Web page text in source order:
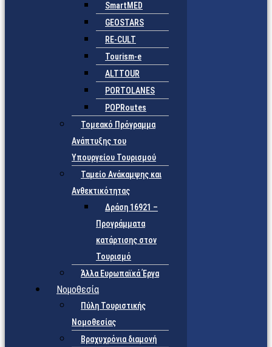
SmartMED
GEOSTARS
RE-CULT
Tourism-e
ALTTOUR
PORTOLANES
POPRoutes
Τομεακό Πρόγραμμα
Ανάπτυξης του
Υπουργείου Τουρισμού
Ταμείο Ανάκαμψης και
Ανθεκτικότητας
Δράση 16921 –
Προγράμματα
κατάρτισης στον
Τουρισμό
Άλλα Ευρωπαϊκά Έργα
Νομοθεσία
Πύλη Τουριστικής
Νομοθεσίας
Βραχυχρόνια διαμονή